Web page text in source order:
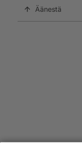
Äänestä